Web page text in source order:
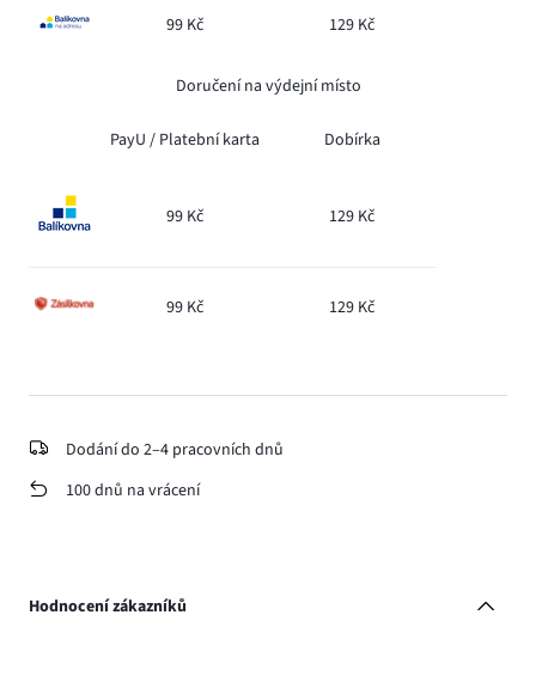
99 Kč 129 Kč
Doručení na výdejní místo
PayU / Platební karta Dobírka
99 Kč 129 Kč
99 Kč 129 Kč
Dodání do 2–4 pracovních dnů
100 dnů na vrácení
Hodnocení zákazníků